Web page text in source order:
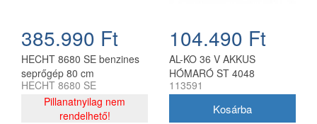
385.990 Ft
HECHT 8680 SE benzines
seprőgép 80 cm
munkaszélességgel
HECHT 8680 SE
Pillanatnyilag nem
rendelhető!
104.490 Ft
AL-KO 36 V AKKUS
HÓMARÓ ST 4048
113591